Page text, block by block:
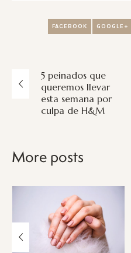
FACEBOOK GOOGLE+
5 peinados que
queremos llevar
esta semana por
culpa de H&M
More posts